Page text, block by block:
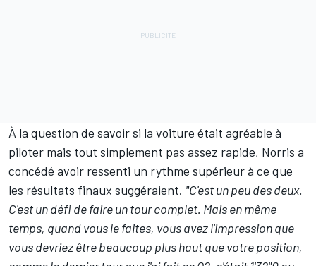
À la question de savoir si la voiture était agréable à
piloter mais tout simplement pas assez rapide, Norris a
concédé avoir ressenti un rythme supérieur à ce que
les résultats finaux suggéraient. "C'est un peu des deux.
C'est un défi de faire un tour complet. Mais en même
temps, quand vous le faites, vous avez l'impression que
vous devriez être beaucoup plus haut que votre position,